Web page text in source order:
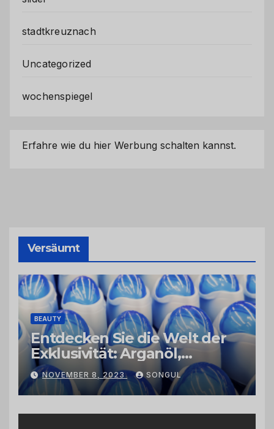
stadtkreuznach
Uncategorized
wochenspiegel
Erfahre wie du hier Werbung schalten kannst.
Versäumt
BEAUTY
Entdecken Sie die Welt der
Exklusivität: Arganöl,
Kaktusfeigenkernöl und
Schwarzkümmelöl von
vertrauenswürdigen
Großhändlern und Anbietern
NOVEMBER 8, 2023 SONGUL